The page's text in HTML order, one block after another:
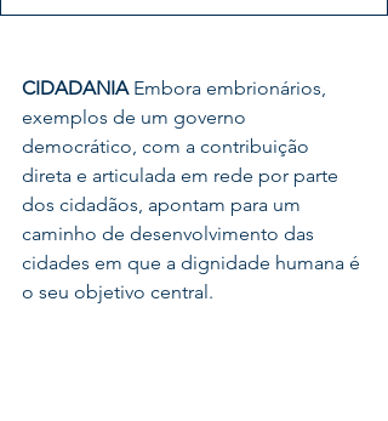
CIDADANIA Embora embrionários,
exemplos de um governo
democrático, com a contribuição
direta e articulada em rede por parte
dos cidadãos, apontam para um
caminho de desenvolvimento das
cidades em que a dignidade humana é
o seu objetivo central.